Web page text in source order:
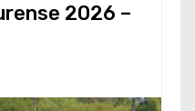
2026 –